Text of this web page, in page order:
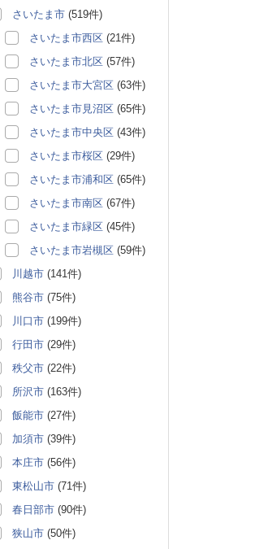
さいたま市 (519件)
さいたま市西区 (21件)
さいたま市北区 (57件)
さいたま市大宮区 (63件)
さいたま市見沼区 (65件)
さいたま市中央区 (43件)
さいたま市桜区 (29件)
さいたま市浦和区 (65件)
さいたま市南区 (67件)
さいたま市緑区 (45件)
さいたま市岩槻区 (59件)
川越市 (141件)
熊谷市 (75件)
川口市 (199件)
行田市 (29件)
秩父市 (22件)
所沢市 (163件)
飯能市 (27件)
加須市 (39件)
本庄市 (56件)
東松山市 (71件)
春日部市 (90件)
狭山市 (50件)